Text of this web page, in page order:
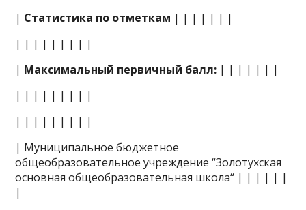
| Статистика по отметкам | | | | | | |
| | | | | | | | |
| Максимальный первичный балл: | | | | | | |
| | | | | | | | |
| | | | | | | | |
| Муниципальное бюджетное
общеобразовательное учреждение “Золотухская
основная общеобразовательная школа“ | | | | | |
|